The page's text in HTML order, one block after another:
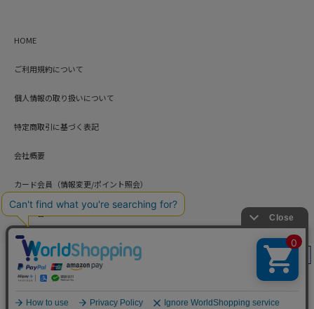
絞り込み
HOME
ご利用規約について
個人情報の取り扱いについて
特定商取引に基づく表記
会社概要
カード会員（情報変更/ポイント照会）
Copyright © HARUYAMA TRADING CO.,LTD. All Rights Reserved.